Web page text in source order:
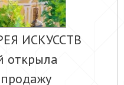
ИСКУССТВ
открыла